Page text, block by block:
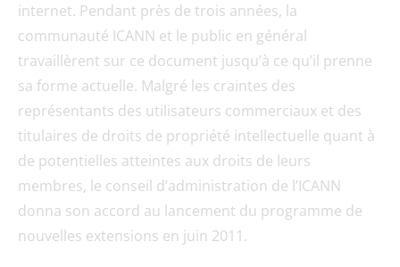
internet. Pendant près de trois années, la
communauté ICANN et le public en général
travaillèrent sur ce document jusqu’à ce qu’il prenne
sa forme actuelle. Malgré les craintes des
représentants des utilisateurs commerciaux et des
titulaires de droits de propriété intellectuelle quant à
de potentielles atteintes aux droits de leurs
membres, le conseil d’administration de l’ICANN
donna son accord au lancement du programme de
nouvelles extensions en juin 2011.